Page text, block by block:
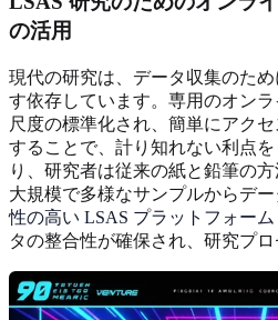
の活用
現代の研究は、データ収集のた
す依存しています。専用のオンラ
尺度の標準化され、簡単にアク
することで、計り知れない利点
り、研究者は従来の紙と鉛筆の
大規模で多様なサンプルからデ
性の高い LSAS プラットフォーム
タの整合性が確保され、研究プロ